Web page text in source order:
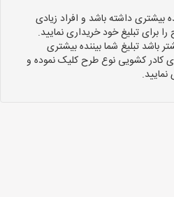
بیشتری داشته باشد و افراد زیادی
برای تبلیغ خود خریداری نمایید.
باشد تبلیغ شما بیننده بیشتری
کشویی نوع طرح کلیک نموده و